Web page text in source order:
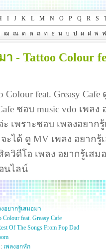
I J K L M N O P Q R S
ฒ ณ ด ต ถ ท ธ น บ ป ผ ฝ พ ฟ
- Tattoo Colour
feat. Greasy
ชอบ music vdo เพล
ะ เพราะชอบ เพลงอยาก
ะได้ ดู MV เพลง อยากรู้
ควิดีโอ เพลง อยากรู้เสม
นไลน์
งอยากรู้เสมอมา
Colour feat. Greasy Cafe
Of The Songs From Pop Dad
เพลงอกหัก